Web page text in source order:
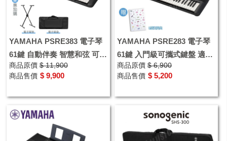
YAMAHA PSRE383 電子琴
61鍵 自動伴奏 智慧和弦 可錄
音 適合初學者
商品原價 $ 11,900
商品售價 $ 9,900
YAMAHA PSRE283 電子琴
61鍵 入門級可攜式鍵盤 適合
初學者
商品原價 $ 6,900
商品售價 $ 5,200